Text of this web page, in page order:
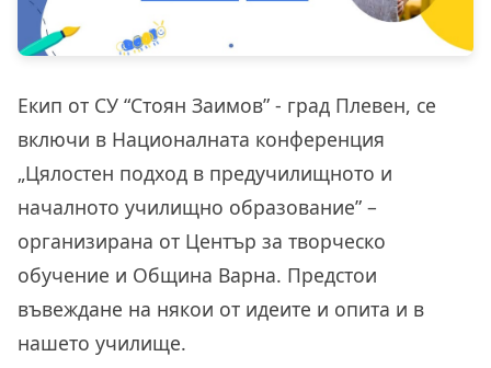
Екип от СУ “Стоян Заимов” - град Плевен, се
включи в Националната конференция
„Цялостен подход в предучилищното и
началното училищно образование” –
организирана от Център за творческо
обучение и Община Варна. Предстои
въвеждане на някои от идеите и опита и в
нашето училище.